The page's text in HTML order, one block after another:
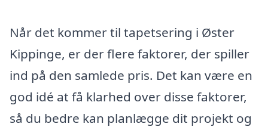
Når det kommer til tapetsering i Øster
Kippinge, er der flere faktorer, der spiller
ind på den samlede pris. Det kan være en
god idé at få klarhed over disse faktorer,
så du bedre kan planlægge dit projekt og